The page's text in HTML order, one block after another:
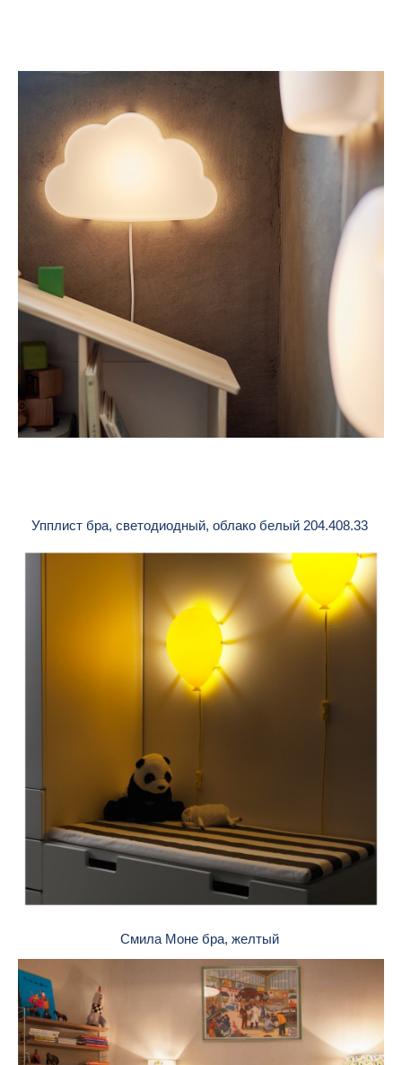
Упплист бра, светодиодный, облако белый 204.408.33
Смила Моне бра, желтый